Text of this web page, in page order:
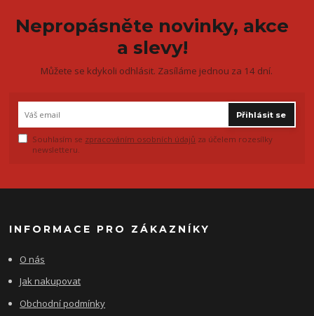
Nepropásněte novinky, akce
a slevy!
Můžete se kdykoli odhlásit. Zasíláme jednou za 14 dní.
Přihlásit se
Souhlasím se zpracováním osobních údajů za účelem rozesílky
newsletteru.
INFORMACE PRO ZÁKAZNÍKY
O nás
Jak nakupovat
Obchodní podmínky